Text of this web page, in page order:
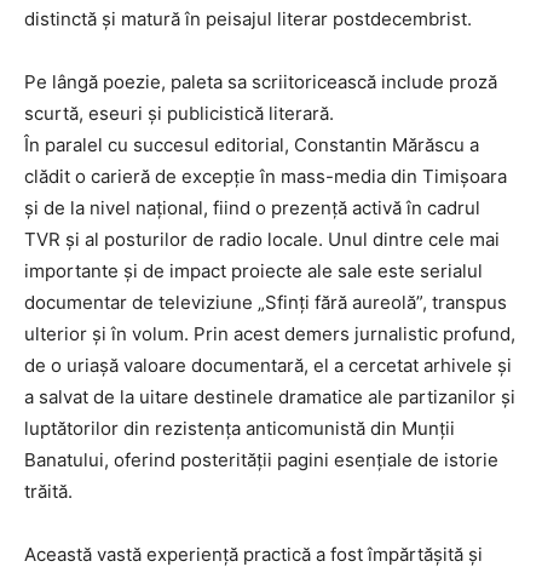
distinctă și matură în peisajul literar postdecembrist.
Pe lângă poezie, paleta sa scriitoricească include proză
scurtă, eseuri și publicistică literară.
În paralel cu succesul editorial, Constantin Mărăscu a
clădit o carieră de excepție în mass-media din Timișoara
și de la nivel național, fiind o prezență activă în cadrul
TVR și al posturilor de radio locale. Unul dintre cele mai
importante și de impact proiecte ale sale este serialul
documentar de televiziune „Sfinți fără aureolă”, transpus
ulterior și în volum. Prin acest demers jurnalistic profund,
de o uriașă valoare documentară, el a cercetat arhivele și
a salvat de la uitare destinele dramatice ale partizanilor și
luptătorilor din rezistența anticomunistă din Munții
Banatului, oferind posterității pagini esențiale de istorie
trăită.
Această vastă experiență practică a fost împărtășită și